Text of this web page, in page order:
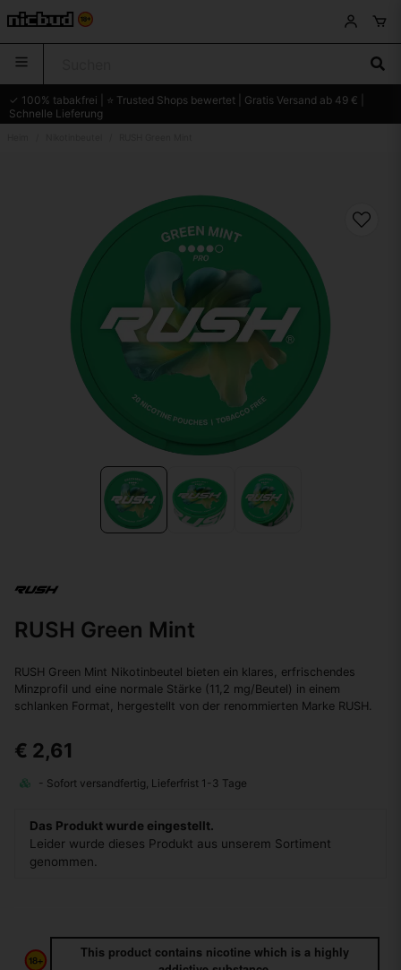
✓ 100% tabakfrei | ⭐ Trusted Shops bewertet | Gratis Versand ab 49 € |
Schnelle Lieferung
RUSH Green Mint
RUSH Green Mint Nikotinbeutel bieten ein klares, erfrischendes
Minzprofil und eine normale Stärke (11,2 mg/Beutel) in einem
schlanken Format, hergestellt von der renommierten Marke RUSH.
€ 2,61
Das Produkt wurde eingestellt.
Leider wurde dieses Produkt aus unserem Sortiment
genommen.
This product contains nicotine which is a highly